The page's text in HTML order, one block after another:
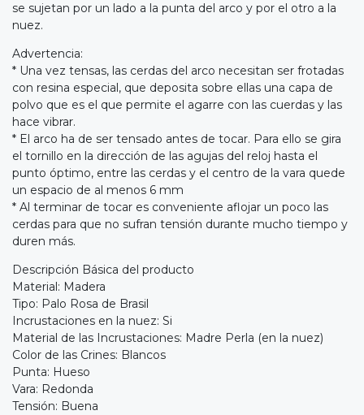
se sujetan por un lado a la punta del arco y por el otro a la
nuez.
Advertencia:
* Una vez tensas, las cerdas del arco necesitan ser frotadas
con resina especial, que deposita sobre ellas una capa de
polvo que es el que permite el agarre con las cuerdas y las
hace vibrar.
* El arco ha de ser tensado antes de tocar. Para ello se gira
el tornillo en la dirección de las agujas del reloj hasta el
punto óptimo, entre las cerdas y el centro de la vara quede
un espacio de al menos 6 mm
* Al terminar de tocar es conveniente aflojar un poco las
cerdas para que no sufran tensión durante mucho tiempo y
duren más.
Descripción Básica del producto
Material: Madera
Tipo: Palo Rosa de Brasil
Incrustaciones en la nuez: Si
Material de las Incrustaciones: Madre Perla (en la nuez)
Color de las Crines: Blancos
Punta: Hueso
Vara: Redonda
Tensión: Buena